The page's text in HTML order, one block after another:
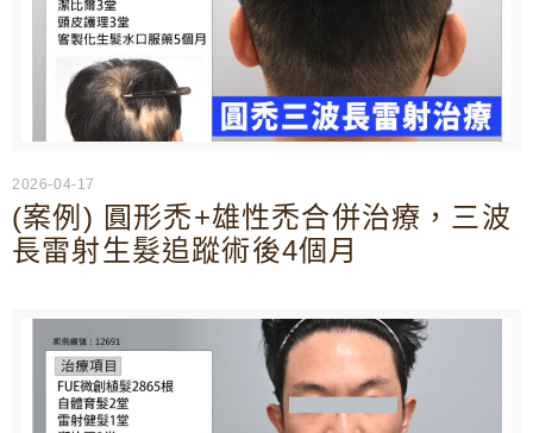
2026-04-17
(案例) 圓形禿+雄性禿合併治療，三波
長雷射生髮追蹤術後4個月